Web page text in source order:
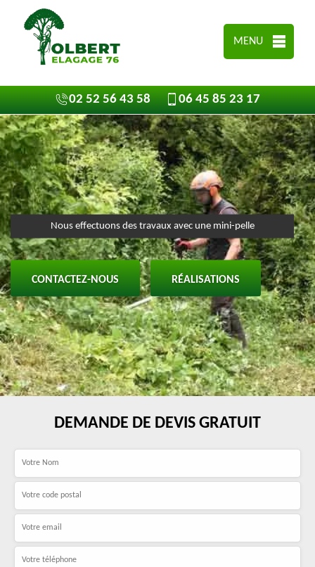
MENU
02 52 56 43 58 06 45 85 23 17
Nous effectuons des travaux avec une mini-pelle
CONTACTEZ-NOUS RÉALISATIONS
DEMANDE DE DEVIS GRATUIT